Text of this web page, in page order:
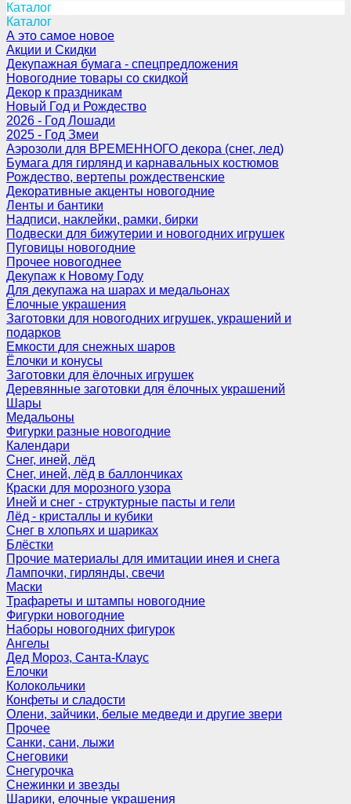
Каталог
Каталог
А это самое новое
Акции и Скидки
Декупажная бумага - спецпредложения
Новогодние товары со скидкой
Декор к праздникам
Новый Год и Рождество
2026 - Год Лошади
2025 - Год Змеи
Аэрозоли для ВРЕМЕННОГО декора (снег, лед)
Бумага для гирлянд и карнавальных костюмов
Рождество, вертепы рождественские
Декоративные акценты новогодние
Ленты и бантики
Надписи, наклейки, рамки, бирки
Подвески для бижутерии и новогодних игрушек
Пуговицы новогодние
Прочее новогоднее
Декупаж к Новому Году
Для декупажа на шарах и медальонах
Ёлочные украшения
Заготовки для новогодних игрушек, украшений и
подарков
Емкости для снежных шаров
Ёлочки и конусы
Заготовки для ёлочных игрушек
Деревянные заготовки для ёлочных украшений
Шары
Медальоны
Фигурки разные новогодние
Календари
Снег, иней, лёд
Снег, иней, лёд в баллончиках
Краски для морозного узора
Иней и снег - структурные пасты и гели
Лёд - кристаллы и кубики
Снег в хлопьях и шариках
Блёстки
Прочие материалы для имитации инея и снега
Лампочки, гирлянды, свечи
Маски
Трафареты и штампы новогодние
Фигурки новогодние
Наборы новогодних фигурок
Ангелы
Дед Мороз, Санта-Клаус
Елочки
Колокольчики
Конфеты и сладости
Олени, зайчики, белые медведи и другие звери
Прочее
Санки, сани, лыжи
Снеговики
Снегурочка
Снежинки и звезды
Шарики, елочные украшения